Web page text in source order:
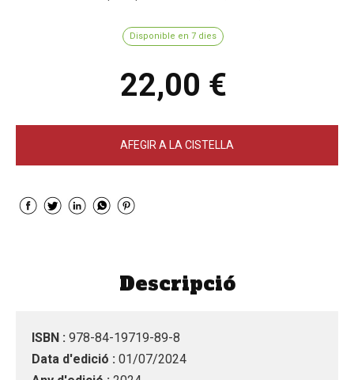
Disponible en 7 dies
22,00 €
AFEGIR A LA CISTELLA
Descripció
ISBN : 978-84-19719-89-8
Data d'edició : 01/07/2024